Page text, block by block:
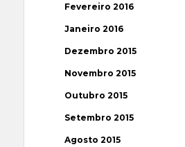
Fevereiro 2016
Janeiro 2016
Dezembro 2015
Novembro 2015
Outubro 2015
Setembro 2015
Agosto 2015